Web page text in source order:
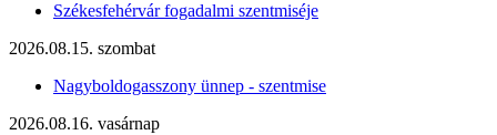
Székesfehérvár fogadalmi szentmiséje
2026.08.15. szombat
Nagyboldogasszony ünnep - szentmise
2026.08.16. vasárnap